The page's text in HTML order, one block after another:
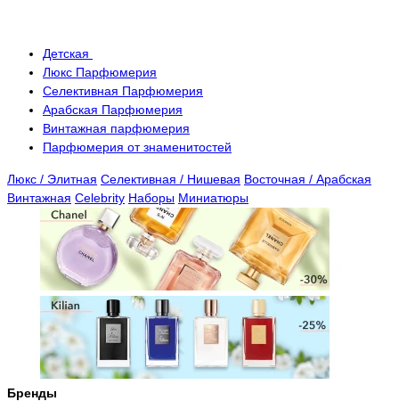
Детская
Люкс Парфюмерия
Селективная Парфюмерия
Арабская Парфюмерия
Винтажная парфюмерия
Парфюмерия от знаменитостей
Люкс / Элитная Селективная / Нишевая Восточная / Арабская
Винтажная Celebrity Наборы Миниатюры
Бренды